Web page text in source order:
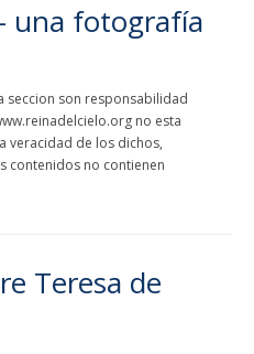
una fotografía
seccion son responsabilidad
no esta
veracidad de los dichos,
contenidos no contienen
Teresa de